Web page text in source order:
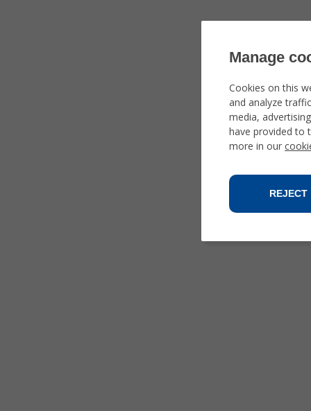
Manage
Cookies on this
and analyze
media,
have provided to
more in our
REJECT